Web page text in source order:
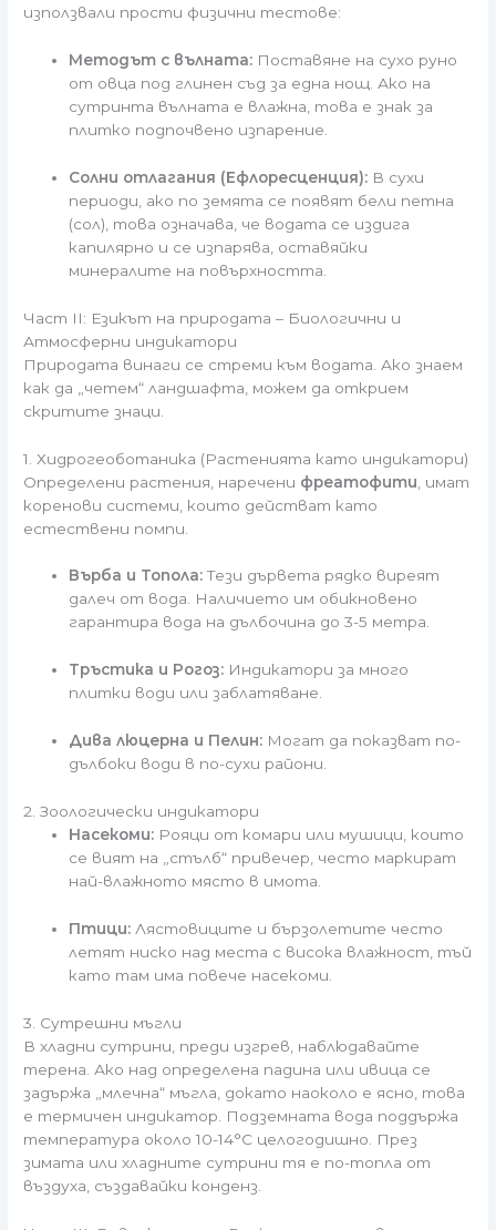
използвали прости физични тестове:
Методът с вълната: Поставяне на сухо руно
от овца под глинен съд за една нощ. Ако на
сутринта вълната е влажна, това е знак за
плитко подпочвено изпарение.
Солни отлагания (Ефлоресценция): В сухи
периоди, ако по земята се появят бели петна
(сол), това означава, че водата се издига
капилярно и се изпарява, оставяйки
минералите на повърхността.
Част II: Езикът на природата – Биологични и
Атмосферни индикатори
Природата винаги се стреми към водата. Ако знаем
как да „четем“ ландшафта, можем да открием
скритите знаци.
1. Хидрогеоботаника (Растенията като индикатори)
Определени растения, наречени фреатофити , имат
коренови системи, които действат като
естествени помпи.
Върба и Топола:Тези дървета рядко виреят
далеч от вода. Наличието им обикновено
гарантира вода на дълбочина до 3-5 метра.
Тръстика и Рогоз: Индикатори за много
плитки води или заблатяване.
Дива люцерна и Пелин: Могат да показват по-
дълбоки води в по-сухи райони.
2. Зоологически индикатори
Насекоми: Рояци от комари или мушици, които
се вият на „стълб“ привечер, често маркират
най-влажното място в имота.
Птици: Лястовиците и бързолетите често
летят ниско над места с висока влажност, тъй
като там има повече насекоми.
3. Сутрешни мъгли
В хладни сутрини, преди изгрев, наблюдавайте
терена. Ако над определена падина или ивица се
задържа „млечна“ мъгла, докато наоколо е ясно, това
е термичен индикатор. Подземната вода поддържа
температура около 10-14°C целогодишно. През
зимата или хладните сутрини тя е по-топла от
въздуха, създавайки конденз.